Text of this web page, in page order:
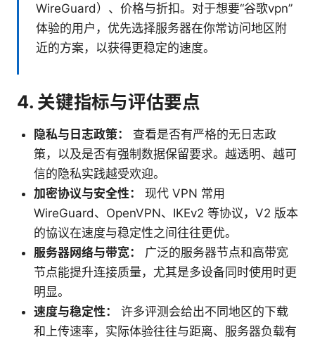
WireGuard）、价格与折扣。对于想要“谷歌vpn”
体验的用户，优先选择服务器在你常访问地区附
近的方案，以获得更稳定的速度。
4. 关键指标与评估要点
隐私与日志政策：
查看是否有严格的无日志政
策，以及是否有强制数据保留要求。越透明、越可
信的隐私实践越受欢迎。
加密协议与安全性：
现代 VPN 常用
WireGuard、OpenVPN、IKEv2 等协议，V2 版本
的協议在速度与稳定性之间往往更优。
服务器网络与带宽：
广泛的服务器节点和高带宽
节点能提升连接质量，尤其是多设备同时使用时更
明显。
速度与稳定性：
许多评测会给出不同地区的下载
和上传速率，实际体验往往与距离、服务器负载有